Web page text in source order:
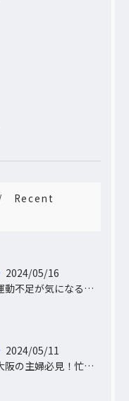
Recent
2024/05/16
運動不足が気になるあなたへ。大阪中崎町で自宅にパーソナルトレーナーがおうかがし!プライベート空間で理想のカラダづくり
2024/05/11
大阪の主婦必見！忙しい日常に合わせた出張パーソナルトレーニングで理想のボディを手に入れよう